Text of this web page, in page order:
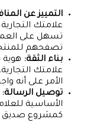
التمييز عن
علامتك
تسهل على
تصفحهم
بناء الثقة:
علامتك
الأمر على أنه
توصيل الرسالة:
الأساسية
كمشروع صديق